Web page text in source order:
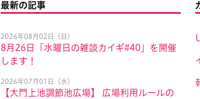
最新の記事
2026年08月02日（日）
8月26日「水曜日の雑談カイギ#40」を開催
します！
2026年07月01日（水）
【大門上池調節池広場】 広場利用ルールの